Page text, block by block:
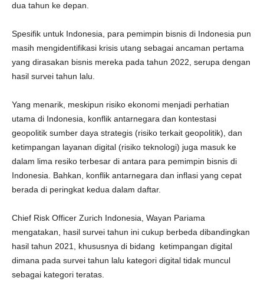
dua tahun ke depan.
Spesifik untuk Indonesia, para pemimpin bisnis di Indonesia pun
masih mengidentifikasi krisis utang sebagai ancaman pertama
yang dirasakan bisnis mereka pada tahun 2022, serupa dengan
hasil survei tahun lalu.
Yang menarik, meskipun risiko ekonomi menjadi perhatian
utama di Indonesia, konflik antarnegara dan kontestasi
geopolitik sumber daya strategis (risiko terkait geopolitik), dan
ketimpangan layanan digital (risiko teknologi) juga masuk ke
dalam lima resiko terbesar di antara para pemimpin bisnis di
Indonesia. Bahkan, konflik antarnegara dan inflasi yang cepat
berada di peringkat kedua dalam daftar.
Chief Risk Officer Zurich Indonesia, Wayan Pariama
mengatakan, hasil survei tahun ini cukup berbeda dibandingkan
hasil tahun 2021, khususnya di bidang ketimpangan digital
dimana pada survei tahun lalu kategori digital tidak muncul
sebagai kategori teratas.